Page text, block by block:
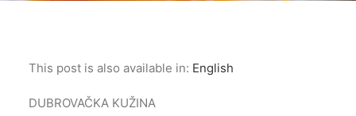
This post is also available in: English
DUBROVAČKA KUŽINA